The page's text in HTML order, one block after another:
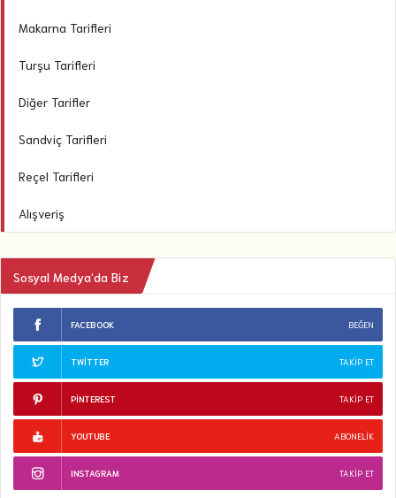
Makarna Tarifleri
Turşu Tarifleri
Diğer Tarifler
Sandviç Tarifleri
Reçel Tarifleri
Alışveriş
Sosyal Medya’da Biz
FACEBOOK BEĞEN
TWITTER TAKIP ET
PINTEREST TAKIP ET
YOUTUBE ABONELIK
INSTAGRAM TAKIP ET